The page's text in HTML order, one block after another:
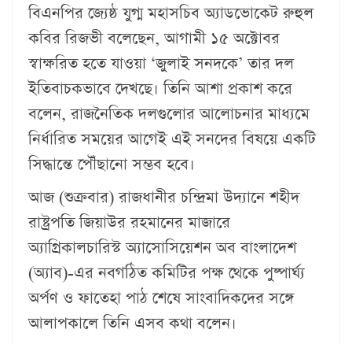
বিএনপির জ্যেষ্ঠ যুগ্ম মহাসচিব অ্যাডভোকেট রুহুল
কবির রিজভী বলেছেন, আগামী ১৫ অক্টোবর
স্বাক্ষরিত হতে যাওয়া ‘জুলাই সনদকে’ তার দল
ইতিবাচকভাবে দেখছে। তিনি আশা প্রকাশ করে
বলেন, রাজনৈতিক দলগুলোর আলোচনার মাধ্যমে
নির্ধারিত সময়ের আগেই এই সনদের বিষয়ে একটি
সিদ্ধান্তে পৌঁছানো সম্ভব হবে।
আজ (শুক্রবার) রাজধানীর চন্দ্রিমা উদ্যানে শহীদ
রাষ্ট্রপতি জিয়াউর রহমানের মাজারে
অ্যাগ্রিকালচারিস্ট অ্যাসোসিয়েশন অব বাংলাদেশ
(অ্যাব)-এর নবগঠিত কমিটির পক্ষ থেকে পুষ্পার্ঘ্য
অর্পণ ও ফাতেহা পাঠ শেষে সাংবাদিকদের সঙ্গে
আলাপকালে তিনি এসব কথা বলেন।